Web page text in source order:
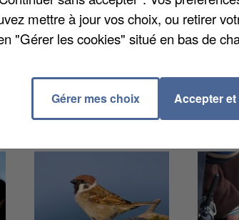
le Darknet, la version illicite
a été interpellé jeudi puis
mettre à jour vos choix, ou retirer
"Gérer les cookies" situé en bas de
Gérer mes choix Accepter